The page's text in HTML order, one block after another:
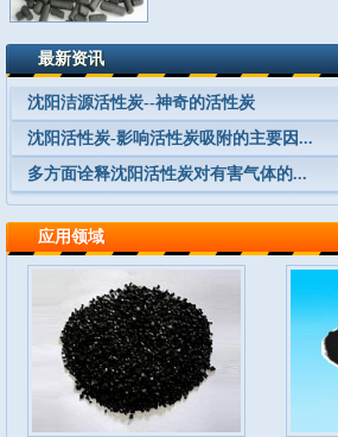
最新资讯
沈阳洁源活性炭--神奇的活性炭
沈阳活性炭-影响活性炭吸附的主要因...
多方面诠释沈阳活性炭对有害气体的...
应用领域